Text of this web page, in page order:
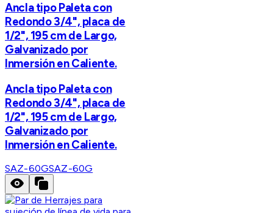
Ancla tipo Paleta con
Redondo 3/4", placa de
1/2", 195 cm de Largo,
Galvanizado por
Inmersión en Caliente.
Ancla tipo Paleta con
Redondo 3/4", placa de
1/2", 195 cm de Largo,
Galvanizado por
Inmersión en Caliente.
SAZ-60GSAZ-60G